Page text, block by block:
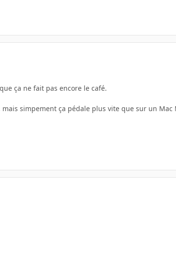
ça ne fait pas encore le café.
simpement ça pédale plus vite que sur un Mac